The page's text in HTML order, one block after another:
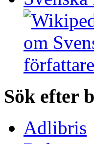
Sök efter
Adlibris